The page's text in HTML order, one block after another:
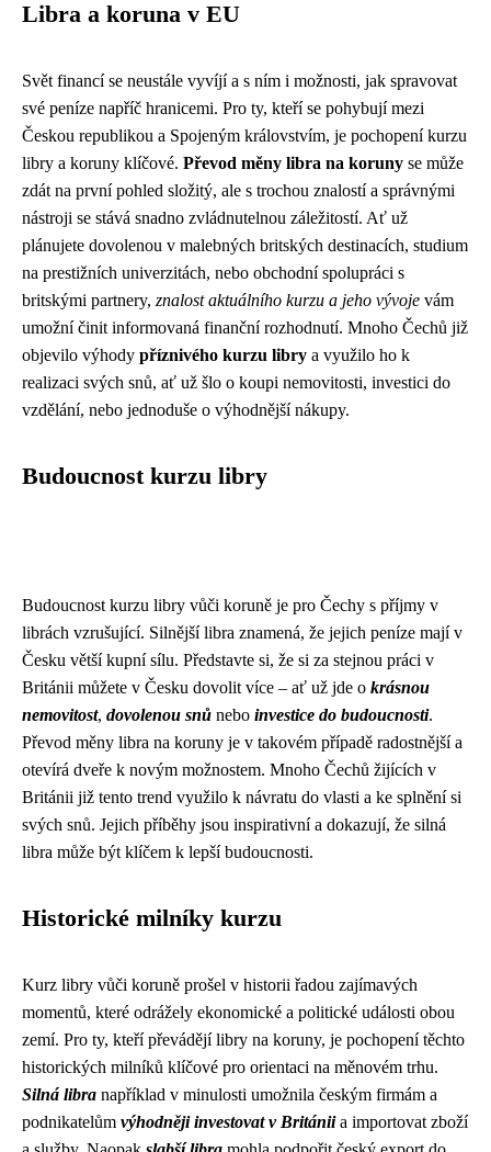
Libra a koruna v EU
Svět financí se neustále vyvíjí a s ním i možnosti, jak spravovat
své peníze napříč hranicemi. Pro ty, kteří se pohybují mezi
Českou republikou a Spojeným královstvím, je pochopení kurzu
libry a koruny klíčové. Převod měny libra na koruny se může
zdát na první pohled složitý, ale s trochou znalostí a správnými
nástroji se stává snadno zvládnutelnou záležitostí. Ať už
plánujete dovolenou v malebných britských destinacích, studium
na prestižních univerzitách, nebo obchodní spolupráci s
britskými partnery, znalost aktuálního kurzu a jeho vývoje vám
umožní činit informovaná finanční rozhodnutí. Mnoho Čechů již
objevilo výhody příznivého kurzu libry a využilo ho k
realizaci svých snů, ať už šlo o koupi nemovitosti, investici do
vzdělání, nebo jednoduše o výhodnější nákupy.
Budoucnost kurzu libry
Budoucnost kurzu libry vůči koruně je pro Čechy s příjmy v
librách vzrušující. Silnější libra znamená, že jejich peníze mají v
Česku větší kupní sílu. Představte si, že si za stejnou práci v
Británii můžete v Česku dovolit více – ať už jde o krásnou
nemovitost, dovolenou snů nebo investice do budoucnosti.
Převod měny libra na koruny je v takovém případě radostnější a
otevírá dveře k novým možnostem. Mnoho Čechů žijících v
Británii již tento trend využilo k návratu do vlasti a ke splnění si
svých snů. Jejich příběhy jsou inspirativní a dokazují, že silná
libra může být klíčem k lepší budoucnosti.
Historické milníky kurzu
Kurz libry vůči koruně prošel v historii řadou zajímavých
momentů, které odrážely ekonomické a politické události obou
zemí. Pro ty, kteří převádějí libry na koruny, je pochopení těchto
historických milníků klíčové pro orientaci na měnovém trhu.
Silná libra například v minulosti umožnila českým firmám a
podnikatelům výhodněji investovat v Britániia importovat zboží